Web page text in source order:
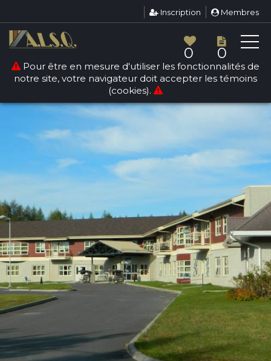
Inscription Membres
0 0
Pour être en mesure d'utiliser les fonctionnalités de
notre site, votre navigateur doit accepter les témoins
(cookies).